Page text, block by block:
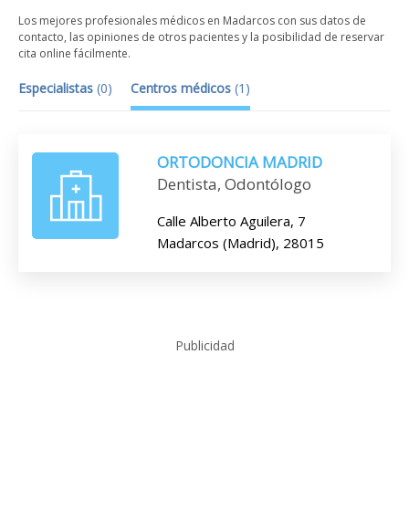
Los mejores profesionales médicos en Madarcos con sus datos de
contacto, las opiniones de otros pacientes y la posibilidad de reservar
cita online fácilmente.
Especialistas (0) Centros médicos (1 )
ORTODONCIA MADRID
Dentista, Odontólogo
Calle Alberto Aguilera, 7
Madarcos (Madrid), 28015
Publicidad